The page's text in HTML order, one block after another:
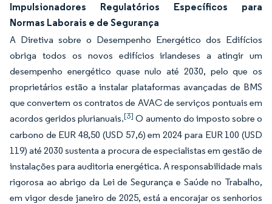
Impulsionadores Regulatórios Específicos para
Normas Laborais e de Segurança
A Diretiva sobre o Desempenho Energético dos Edifícios
obriga todos os novos edifícios irlandeses a atingir um
desempenho energético quase nulo até 2030, pelo que os
proprietários estão a instalar plataformas avançadas de BMS
que convertem os contratos de AVAC de serviços pontuais em
acordos geridos plurianuais.[3] O aumento do imposto sobre o
carbono de EUR 48,50 (USD 57,6) em 2024 para EUR 100 (USD
119) até 2030 sustenta a procura de especialistas em gestão de
instalações para auditoria energética. A responsabilidade mais
rigorosa ao abrigo da Lei de Segurança e Saúde no Trabalho,
em vigor desde janeiro de 2025, está a encorajar os senhorios